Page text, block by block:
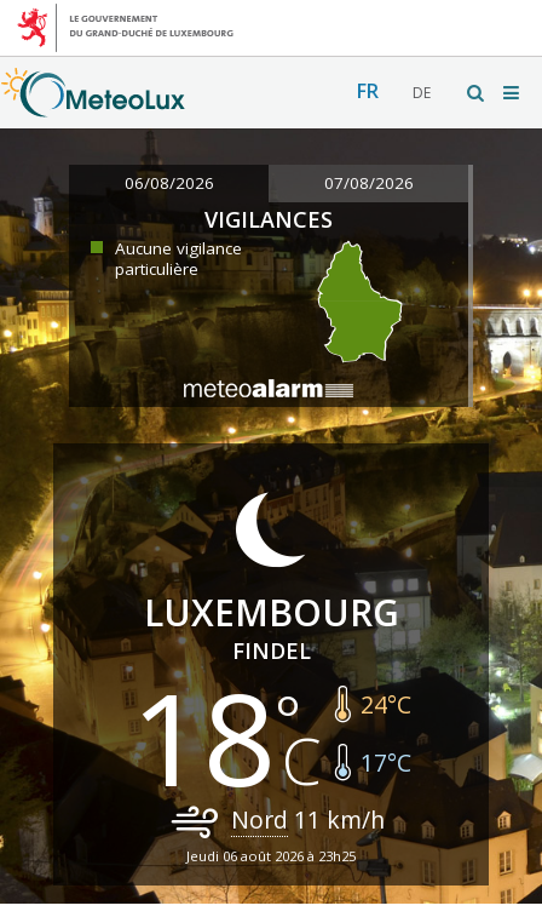
FR DE
06/08/2026 07/08/2026
VIGILANCES
Aucune vigilance
particulière
LUXEMBOURG
FINDEL
18 24°C
17°C
Nord 11km/h
Jeudi 06 août 2026 à 23h25